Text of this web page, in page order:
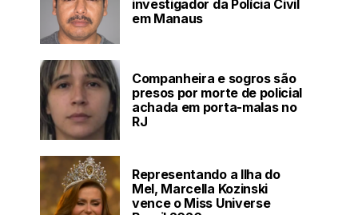
investigador da Polícia Civil
em Manaus
Companheira e sogros são
presos por morte de policial
achada em porta-malas no
RJ
Representando a Ilha do
Mel, Marcella Kozinski
vence o Miss Universe